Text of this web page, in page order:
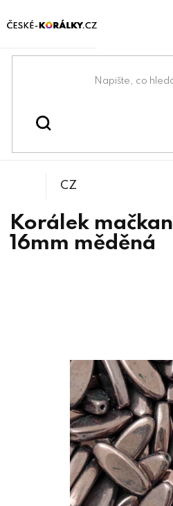
na
Domů
Korálky
Korálek
16mm měděná
CZ